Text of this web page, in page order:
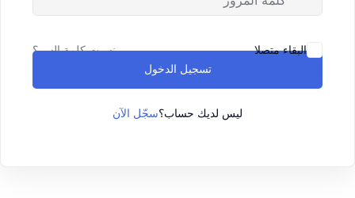
تواصل معنا
البقاء متصلا نسيت كلمة السر؟
تسجيل الدخول
ليس لديك حساب؟سجّل الآن